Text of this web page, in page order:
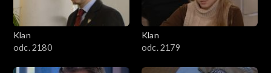
1001–1100
901–1000
801–900
Klan
odc. 2180
Klan
odc. 2179